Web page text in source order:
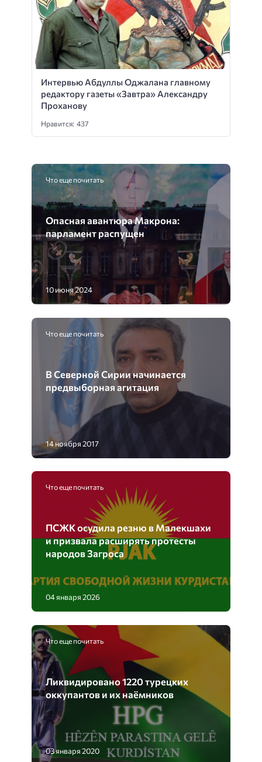
Интервью Абдуллы Оджалана главному
редактору газеты «Завтра» Александру
Проханову
Нравится: 437
Что еще почитать
Опасная авантюра Макрона:
парламент распущен
10 июня 2024
Что еще почитать
В Северной Сирии начинается
предвыборная агитация
14 ноября 2017
Что еще почитать
ПСЖК осудила резню в Малекшахи
и призвала расширять протесты
народов Загроса
04 января 2026
Что еще почитать
Ликвидировано 1220 турецких
оккупантов и их наёмников
03 января 2020